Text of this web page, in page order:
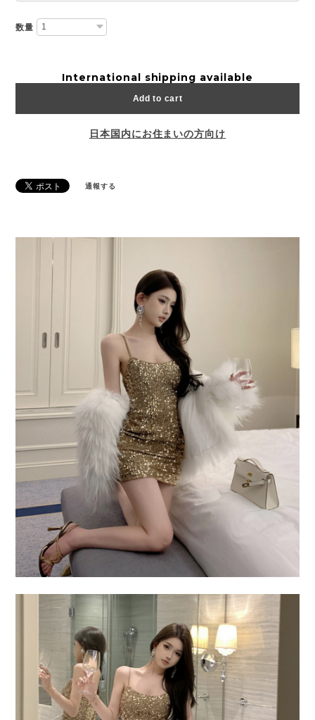
数量
International shipping available
Add to cart
日本国内にお住まいの方向け
通報する